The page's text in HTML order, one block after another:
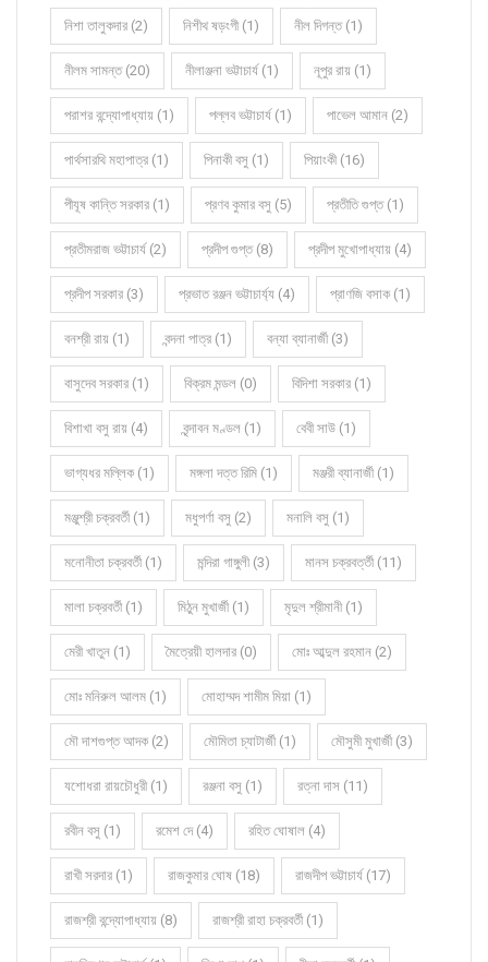
নিশা তালুকদার (2) নিশীথ ষড়ংগী (1) নীল দিগন্ত (1)
নীলম সামন্ত (20) নীলাঞ্জনা ভট্টাচার্য (1) নূপুর রায় (1)
পরাশর বন্দ্যোপাধ্যায় (1) পল্লব ভট্টাচার্য (1) পাভেল আমান (2)
পার্থসারথি মহাপাত্র (1) পিনাকী বসু (1) পিয়াংকী (16)
পীযূষ কান্তি সরকার (1) প্রণব কুমার বসু (5) প্রতীতি গুপ্ত (1)
প্রতীমরাজ ভট্টাচার্য (2) প্রদীপ গুপ্ত (8) প্রদীপ মুখোপাধ্যায় (4)
প্রদীপ সরকার (3) প্রভাত রঞ্জন ভট্টাচার্য্য (4) প্রাণজি বসাক (1)
বনশ্রী রায় (1) বন্দনা পাত্র (1) বন্যা ব্যানার্জী (3)
বাসুদেব সরকার (1) বিক্রম মন্ডল (0) বিদিশা সরকার (1)
বিশাখা বসু রায় (4) বৃন্দাবন মণ্ডল (1) বেবী সাউ (1)
ভাগ্যধর মল্লিক (1) মঙ্গলা দত্ত রিমি (1) মঞ্জরী ব্যানার্জী (1)
মঞ্জুশ্রী চক্রবর্তী (1) মধুপর্ণা বসু (2) মনালি বসু (1)
মনোনীতা চক্রবর্তী (1) মন্দিরা গাঙ্গুলী (3) মানস চক্রবর্ত্তী (11)
মালা চক্রবর্তী (1) মিঠুন মুখার্জী (1) মৃদুল শ্রীমানী (1)
মেরী খাতুন (1) মৈত্রেয়ী হালদার (0) মোঃ আব্দুল রহমান (2)
মোঃ মনিরুল আলম (1) মোহাম্মদ শামীম মিয়া (1)
মৌ দাশগুপ্ত আদক (2) মৌমিতা চ্যাটার্জী (1) মৌসুমী মুখার্জী (3)
যশোধরা রায়চৌধুরী (1) রঞ্জনা বসু (1) রত্না দাস (11)
রবীন বসু (1) রমেশ দে (4) রহিত ঘোষাল (4)
রাখী সরদার (1) রাজকুমার ঘোষ (18) রাজদীপ ভট্টাচার্য (17)
রাজশ্রী বন্দ্যোপাধ্যায় (8) রাজশ্রী রাহা চক্রবর্তী (1)